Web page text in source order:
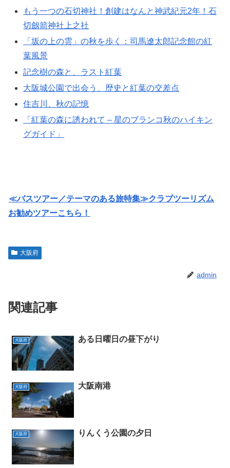
もう一つの石切神社！創建はなんと神武紀元2年！石
切劔箭神社上之社
「坂の上の雲」の秋を歩く：司馬遼太郎記念館の紅
葉風景
記念樹の森と、ラスト紅葉
大阪城公園で出会う、歴史と紅葉の交差点
住吉川、秋の記憶
「紅葉の森に誘われて – 星のブランコ秋のハイキン
グガイド」
≪バスツアー／テーマのある旅特集≫クラブツーリズム
お勧めツアーこちら！
大阪府
admin
関連記事
大阪府 ある日曜日の昼下がり
大阪府 大阪南港
大阪府 りんくう公園の夕日